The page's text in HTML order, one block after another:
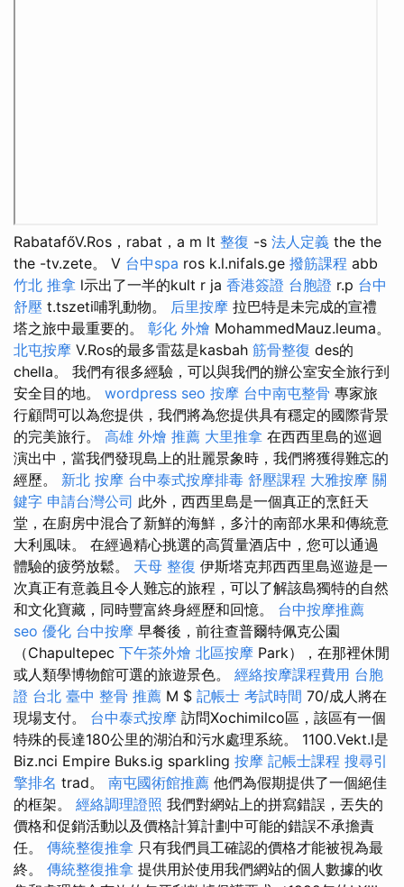
RabatafőV.Ros，rabat，a m lt 整復 -s 法人定義 the the
the -tv.zete。 V 台中spa ros k.l.nifals.ge 撥筋課程 abb
竹北 推拿 l示出了一半的kult r ja 香港簽證 台胞證 r.p 台中
舒壓 t.tszeti哺乳動物。 后里按摩 拉巴特是未完成的宣禮
塔之旅中最重要的。 彰化 外燴 MohammedMauz.leuma。
北屯按摩 V.Ros的最多雷茲是kasbah 筋骨整復 des的
chella。 我們有很多經驗，可以與我們的辦公室安全旅行到
安全目的地。 wordpress seo 按摩 台中南屯整骨 專家旅
行顧問可以為您提供，我們將為您提供具有穩定的國際背景
的完美旅行。 高雄 外燴 推薦 大里推拿 在西西里島的巡迴
演出中，當我們發現島上的壯麗景象時，我們將獲得難忘的
經歷。 新北 按摩 台中泰式按摩排毒 舒壓課程 大雅按摩 關
鍵字 申請台灣公司 此外，西西里島是一個真正的烹飪天
堂，在廚房中混合了新鮮的海鮮，多汁的南部水果和傳統意
大利風味。 在經過精心挑選的高質量酒店中，您可以通過
體驗的疲勞放鬆。 天母 整復 伊斯塔克邦西西里島巡遊是一
次真正有意義且令人難忘的旅程，可以了解該島獨特的自然
和文化寶藏，同時豐富終身經歷和回憶。 台中按摩推薦
seo 優化 台中按摩 早餐後，前往查普爾特佩克公園
（Chapultepec 下午茶外燴 北區按摩 Park），在那裡休閒
或人類學博物館可選的旅遊景色。 經絡按摩課程費用 台胞
證 台北 臺中 整骨 推薦 M $ 記帳士 考試時間 70/成人將在
現場支付。 台中泰式按摩 訪問Xochimilco區，該區有一個
特殊的長達180公里的湖泊和污水處理系統。 1100.Vekt.l是
Biz.nci Empire Buks.ig sparkling 按摩 記帳士課程 搜尋引
擎排名 trad。 南屯國術館推薦 他們為假期提供了一個絕佳
的框架。 經絡調理證照 我們對網站上的拼寫錯誤，丟失的
價格和促銷活動以及價格計算計劃中可能的錯誤不承擔責
任。 傳統整復推拿 只有我們員工確認的價格才能被視為最
終。 傳統整復推拿 提供用於使用我們網站的個人數據的收